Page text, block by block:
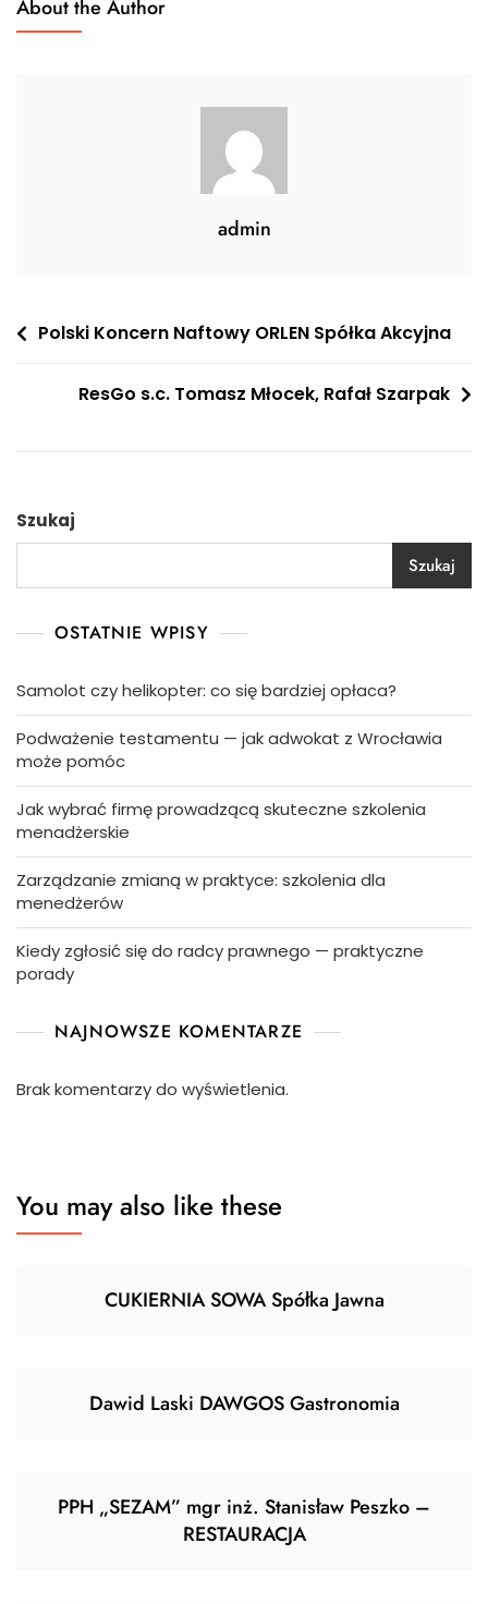
About the Author
admin
Nawigacja
Polski Koncern Naftowy ORLEN Spółka Akcyjna
ResGo s.c. Tomasz Młocek, Rafał Szarpak
Szukaj
Szukaj
OSTATNIE WPISY
Samolot czy helikopter: co się bardziej opłaca?
Podważenie testamentu — jak adwokat z Wrocławia
może pomóc
Jak wybrać firmę prowadzącą skuteczne szkolenia
menadżerskie
Zarządzanie zmianą w praktyce: szkolenia dla
menedżerów
Kiedy zgłosić się do radcy prawnego — praktyczne
porady
NAJNOWSZE KOMENTARZE
Brak komentarzy do wyświetlenia.
You may also like these
CUKIERNIA SOWA Spółka Jawna
Dawid Laski DAWGOS Gastronomia
PPH „SEZAM” mgr inż. Stanisław Peszko –
RESTAURACJA